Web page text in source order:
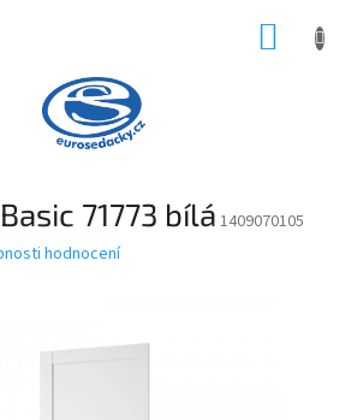
71773 bílá 1409070105
hodnocení